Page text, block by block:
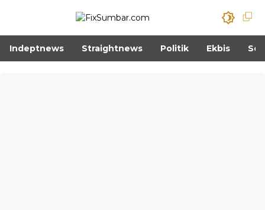
Indeptnews Straightnews Politik Ekbis